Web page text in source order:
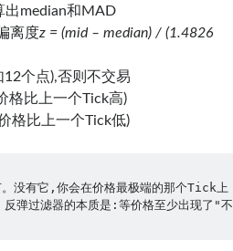
出median和MAD
离度z = (mid – median) / (1.4826
个点),否则不交易
格比上一个Tick高)
格比上一个Tick低)
没有它,你会在价格最极端的那个Tick上
弹过滤器的本质是:等价格至少出现了"不